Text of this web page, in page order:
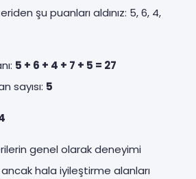
şu puanları aldınız: 5, 6, 4,
5 + 6 + 4 + 7 + 5 = 27
sayısı: 5
genel olarak deneyimi
hala iyileştirme alanları